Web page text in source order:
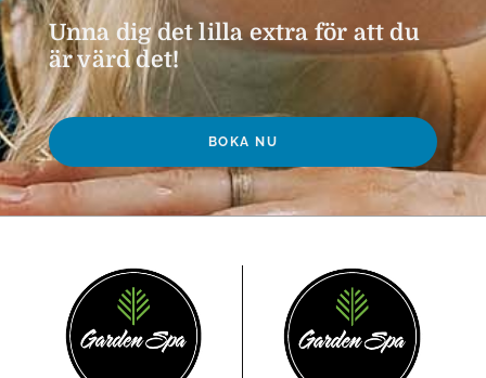
Unna dig det lilla extra för att du
är värd det!
BOKA NU